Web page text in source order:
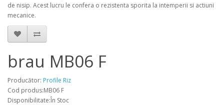
de nisip. Acest lucru le confera o rezistenta sporita la intemperii si actiuni
mecanice.
brau MB06 F
Producător: Profile Riz
Cod produs:MB06 F
Disponibilitate:În Stoc